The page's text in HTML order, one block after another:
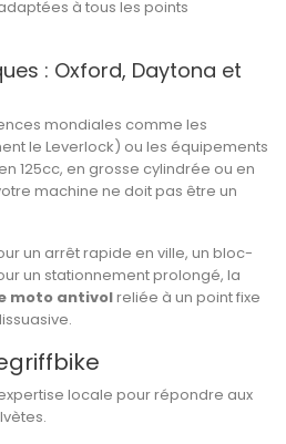
à tous les points
: Oxford, Daytona et
mondiales comme les
le Leverlock) ou les équipements
125cc, en grosse cylindrée ou en
machine ne doit pas être un
un arrêt rapide en ville, un bloc-
un stationnement prolongé, la
moto antivolreliée à un point fixe
locale pour répondre aux